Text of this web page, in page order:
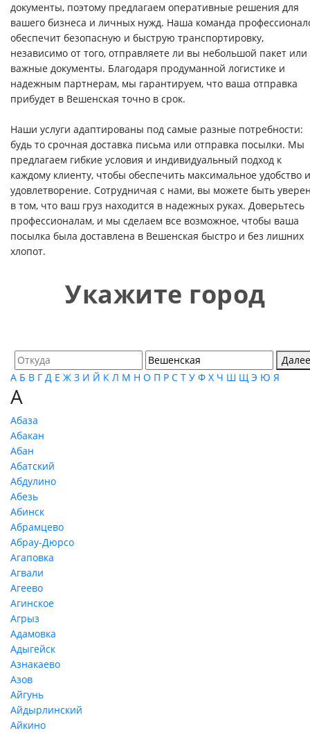
документы, поэтому предлагаем оперативные решения для
вашего бизнеса и личных нужд. Наша команда
обеспечит безопасную и быструю транспортировку,
независимо от того, отправляете ли вы небольшой пакет или
важные документы. Благодаря продуманной логистике и
надежным партнерам, мы гарантируем, что ваша отправка
прибудет в Вешенская точно в срок.
Наши услуги адаптированы под самые разные потребности:
будь то срочная доставка письма или отправка посылки. Мы
предлагаем гибкие условия и индивидуальный подход к
каждому клиенту, чтобы обеспечить максимальное удобство и
удовлетворение. Сотрудничая с нами, вы можете быть
в том, что ваш груз находится в надежных руках. Доверьтесь
профессионалам, и мы сделаем все возможное, чтобы ваша
посылка была доставлена в Вешенская быстро и без лишних
хлопот.
Укажите город
Далее
А Б В Г Д Е Ж З И Й К Л М Н О П Р С Т У Ф Х Ч Ш Щ Э Ю Я
А
Абаза
Абакан
Абан
Абатский
Абдулино
Абезь
Абинск
Абрамцево
Абрау-Дюрсо
Агаповка
Агвали
Агеево
Агинское
Агрыз
Адамовка
Адыгейск
Азнакаево
Азов
Айгунь
Айдырлинский
Айкино